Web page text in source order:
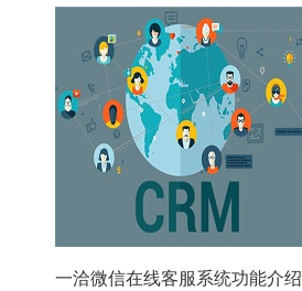
一洽微信在线客服系统功能介绍